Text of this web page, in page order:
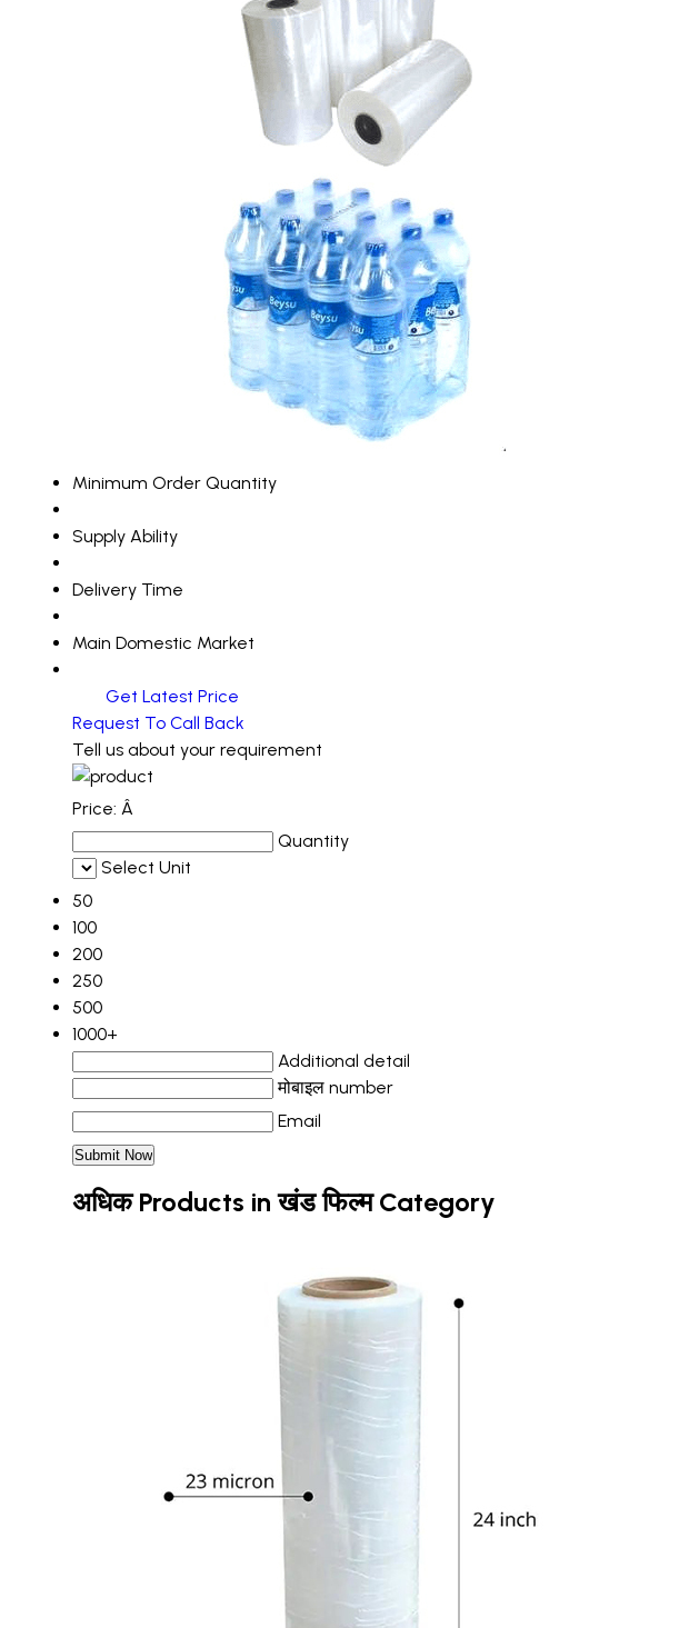
Minimum Order Quantity
Supply Ability
Delivery Time
Main Domestic Market
Get Latest Price
Request To Call Back
Tell us about your requirement
Price: Â
Quantity
Select Unit
50
100
200
250
500
1000+
Additional detail
मोबाइल number
Email
अधिक Products in खंड फिल्म Category